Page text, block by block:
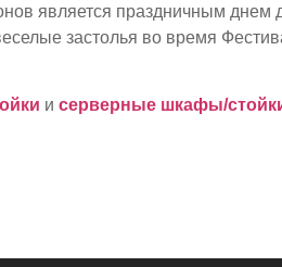
является праздничным
застолья во время
и серверные шкафы/